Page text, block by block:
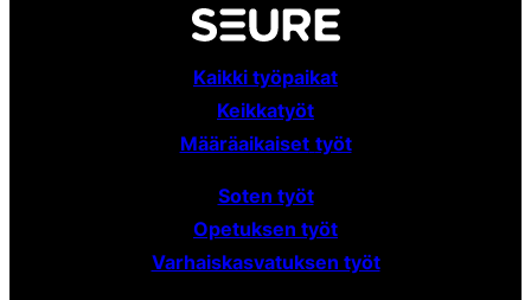
Kaikki työpaikat
Keikkatyöt
Määräaikaiset työt
Soten työt
Opetuksen työt
Varhaiskasvatuksen työt